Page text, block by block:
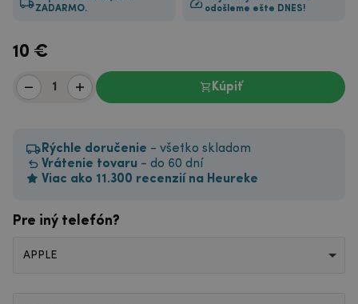
ZADARMO.
odošleme ešte DNES!
10 €
Kúpiť
Rýchle doručenie - všetko skladom
Vrátenie tovaru - do 60 dní
Viac ako 11.300 recenzií na Heureke
Pre iný telefón?
APPLE